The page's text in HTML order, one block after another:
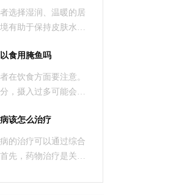
甚至是终身的治疗。
物治疗、
选择湿润、温暖的居
有助于保持皮肤水分
。温暖的环境有利于
新陈代谢，建议保持
温度。此外，银
食用腌鱼吗
在饮食方面要注意。
，摄入过多可能会加
过度摄入盐分。另
加摄入富含维生素、
的食物，如新鲜水
该怎么治疗
的治疗可以通过综合
先，药物治疗是关
外用药物如激素类药